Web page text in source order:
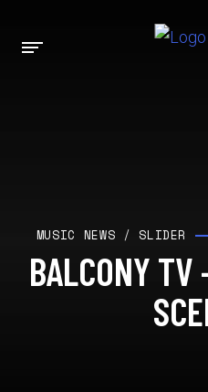
MUSIC NEWS / SLIDER
BALCONY TV